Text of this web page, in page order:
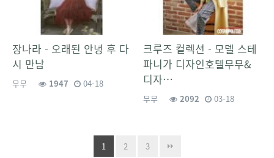
장나라 - 오래된 안녕 후 다
시 만남
무무 1947 04-18
크루즈 컬렉션 - 모델 스테
파니가 디자인호텔무무&
디자…
무무 2092 03-18
1 2 3